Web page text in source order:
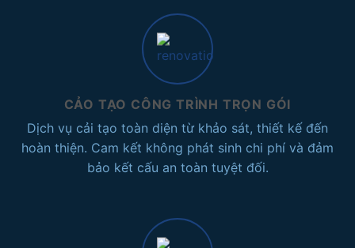
CẢO TẠO CÔNG TRÌNH TRỌN GÓI
Dịch vụ cải tạo toàn diện từ khảo sát, thiết kế đến
hoàn thiện. Cam kết không phát sinh chi phí và đảm
bảo kết cấu an toàn tuyệt đối.